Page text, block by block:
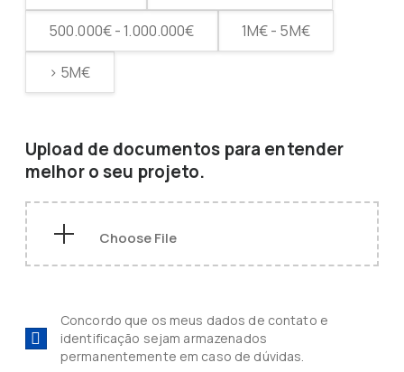
500.000€ - 1.000.000€ 1M€ - 5M€
> 5M€
Upload de documentos para entender
melhor o seu projeto.
Concordo que os meus dados de contato e
identificação sejam armazenados
permanentemente em caso de dúvidas.